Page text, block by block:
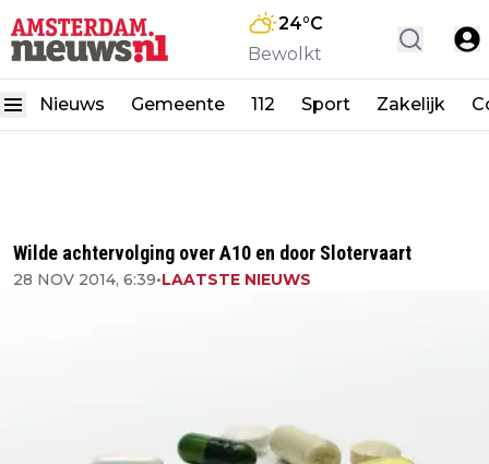
24°C
Bewolkt
Nieuws Gemeente 112 Sport Zakelijk
Wilde achtervolging over A10 en door Slotervaart
28 NOV 2014, 6:39•LAATSTE NIEUWS